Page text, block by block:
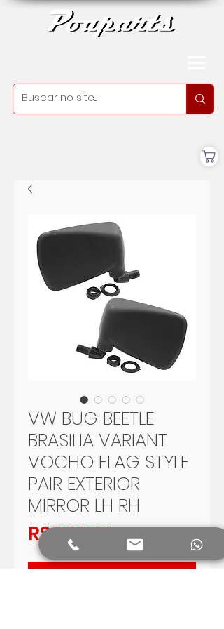
VW BUG BEETLE
BRASILIA VARIANT
VOCHO FLAG STYLE
PAIR EXTERIOR
MIRROR LH RH
R$ 390,00Preço